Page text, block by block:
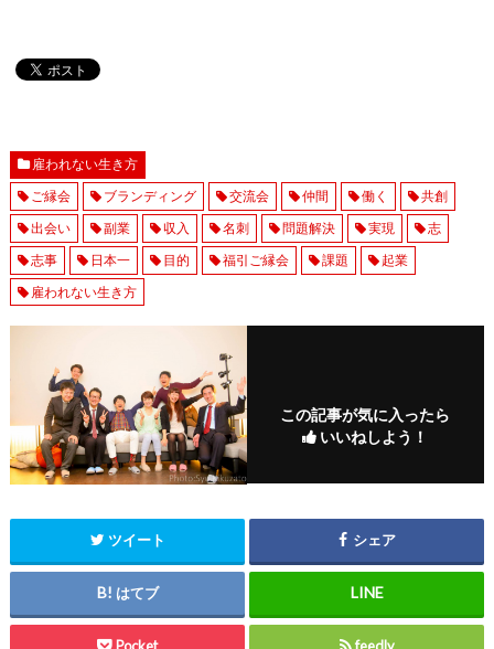
雇われない生き方
ご縁会
ブランディング 交流会 仲間 働く
共創
出会い
副業 収入 名刺 問題解決 実現
志
志事
日本一 目的 福引ご縁会 課題
起業
雇われない生き方
この記事が気に入ったら
いいねしよう！
ツイート シェア
はてブ
Pocket feedly